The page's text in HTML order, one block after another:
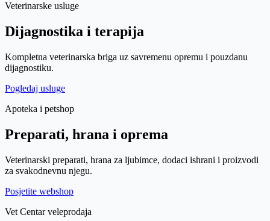
Veterinarske usluge
Dijagnostika i terapija
Kompletna veterinarska briga uz savremenu opremu i pouzdanu
dijagnostiku.
Pogledaj usluge
Apoteka i petshop
Preparati, hrana i oprema
Veterinarski preparati, hrana za ljubimce, dodaci ishrani i proizvodi
za svakodnevnu njegu.
Posjetite webshop
Vet Centar veleprodaja